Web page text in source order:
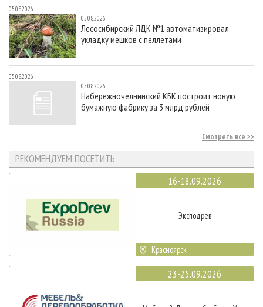
05.08.2026
05.08.2026
Лесосибирский ЛДК №1 автоматизировал
укладку мешков с пеллетами
05.08.2026
05.08.2026
Набережночелнинский КБК построит новую
бумажную фабрику за 3 млрд рублей
Смотреть все
РЕКОМЕНДУЕМ ПОСЕТИТЬ
16-18.09.2026
Эксподрев
Красноярск
23-25.09.2026